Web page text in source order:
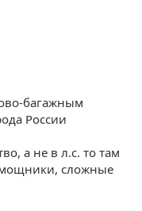
багажным
России
а не в л.с. то там
сложные